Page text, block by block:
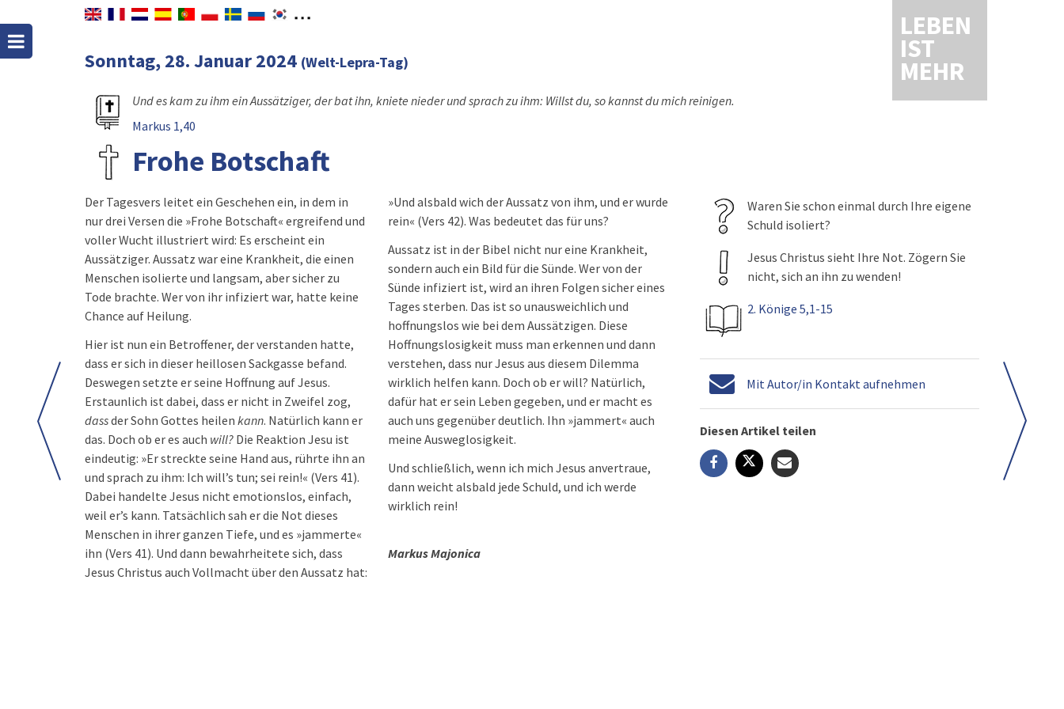
LEBEN
IST
MEHR
Sonntag, 28. Januar 2024 (Welt-Lepra-Tag)
Und es kam zu ihm ein Aussätziger, der bat ihn, kniete nieder und sprach zu ihm: Willst du, so kannst du mich reinigen.
Markus 1,40
Frohe Botschaft
Der Tagesvers leitet ein Geschehen ein, in dem in
nur drei Versen die »Frohe Botschaft« ergreifend und
voller Wucht illustriert wird: Es erscheint ein
Aussätziger. Aussatz war eine Krankheit, die einen
Menschen isolierte und langsam, aber sicher zu
Tode brachte. Wer von ihr infiziert war, hatte keine
Chance auf Heilung.
Hier ist nun ein Betroffener, der verstanden hatte,
dass er sich in dieser heillosen Sackgasse befand.
Deswegen setzte er seine Hoffnung auf Jesus.
Erstaunlich ist dabei, dass er nicht in Zweifel zog,
dassder Sohn Gottes heilen kann. Natürlich kann er
das. Doch ob er es auch will? Die Reaktion Jesu ist
eindeutig: »Er streckte seine Hand aus, rührte ihn an
und sprach zu ihm: Ich will’s tun; sei rein!« (Vers 41).
Dabei handelte Jesus nicht emotionslos, einfach,
weil erʼs kann. Tatsächlich sah er die Not dieses
Menschen in ihrer ganzen Tiefe, und es »jammerte«
ihn (Vers 41). Und dann bewahrheitete sich, dass
Jesus Christus auch Vollmacht über den Aussatz hat:
»Und alsbald wich der Aussatz von ihm, und er wurde
rein« (Vers 42). Was bedeutet das für uns?
Aussatz ist in der Bibel nicht nur eine Krankheit,
sondern auch ein Bild für die Sünde. Wer von der
Sünde infiziert ist, wird an ihren Folgen sicher eines
Tages sterben. Das ist so unausweichlich und
hoffnungslos wie bei dem Aussätzigen. Diese
Hoffnungslosigkeit muss man erkennen und dann
verstehen, dass nur Jesus aus diesem Dilemma
wirklich helfen kann. Doch ob er will? Natürlich,
dafür hat er sein Leben gegeben, und er macht es
auch uns gegenüber deutlich. Ihn »jammert« auch
meine Ausweglosigkeit.
Und schließlich, wenn ich mich Jesus anvertraue,
dann weicht alsbald jede Schuld, und ich werde
wirklich rein!
Markus Majonica
Waren Sie schon einmal durch Ihre eigene
Schuld isoliert?
Jesus Christus sieht Ihre Not. Zögern Sie
nicht, sich an ihn zu wenden!
2. Könige 5,1-15
Mit Autor/in Kontakt aufnehmen
Diesen Artikel teilen